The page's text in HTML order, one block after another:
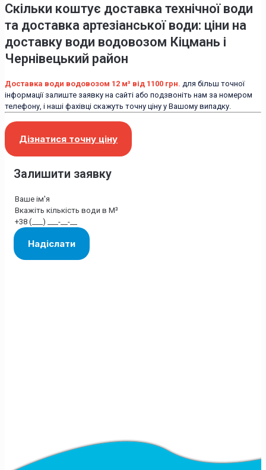
Скільки коштує доставка технічної води
та доставка артезіанської води: ціни на
доставку води водовозом Кіцмань і
Чернівецький район
Доставка води водовозом 12 м³ від 1100 грн. для більш точної
інформації залиште заявку на сайті або подзвоніть нам за номером
телефону, і наші фахівці скажуть точну ціну у Вашому випадку.
Дізнатися точну ціну
Залишити заявку